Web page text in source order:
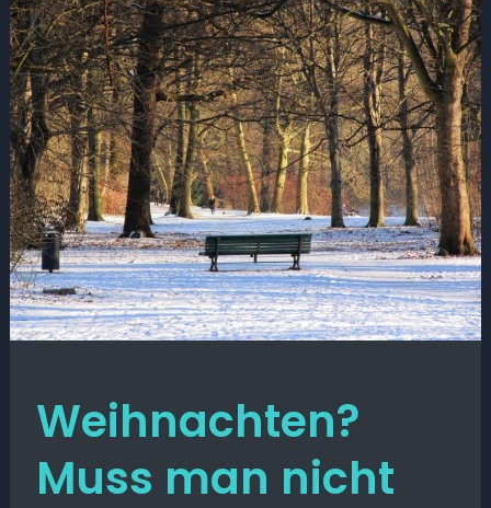
Weihnachten?
Muss man nicht